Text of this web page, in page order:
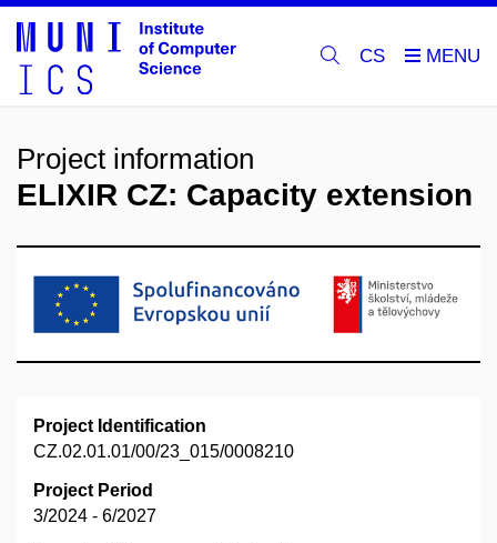
CS
Project information
ELIXIR CZ: Capacity extension
Project Identification
CZ.02.01.01/00/23_015/0008210
Project Period
3/2024 - 6/2027